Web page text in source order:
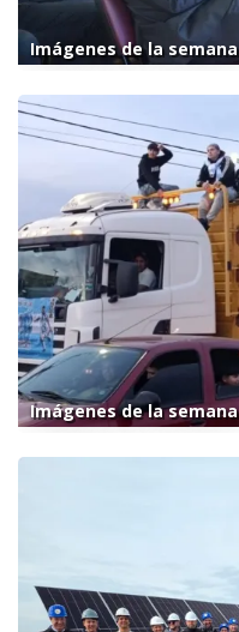
Imágenes de la semana
Imágenes de la semana